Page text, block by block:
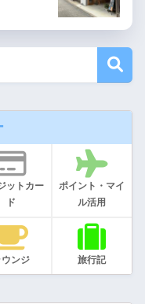
ットカー
ド
ポイント・マイ
ル活用
ウンジ 旅行記